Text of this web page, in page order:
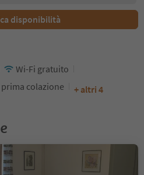
disponibilità
Wi-Fi gratuito
colazione + altri 4